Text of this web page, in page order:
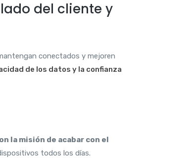
del cliente y
conectados y mejoren
de los datos y la confianza
la misión de acabar con el
todos los días.